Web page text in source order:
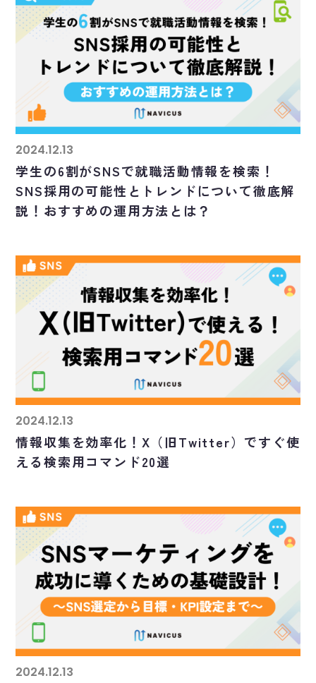
2024.12.13
学生の6割がSNSで就職活動情報を検索！
SNS採用の可能性とトレンドについて徹底解
説！おすすめの運用方法とは？
2024.12.13
情報収集を効率化！X（旧Twitter）ですぐ使
える検索用コマンド20選
2024.12.13